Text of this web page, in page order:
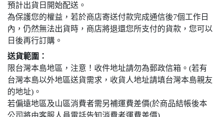
預計出貨日開始配送。
為保護您的權益，若於商店寄送付款完成通信後7個工作日
內，仍然無法出貨時，商店將退還您所支付的貨款，您可以
日後再行訂購。
送貨範圍：
限台灣本島地區，注意！收件地址請勿為郵政信箱。(若有
台灣本島以外地區送貨需求，收貨人地址請填台灣本島親友
的地址)。
若偏遠地區及山區消費者需另補運費差價(於商品結帳後本
公司將由客服人員電話告知消費者運費差價)